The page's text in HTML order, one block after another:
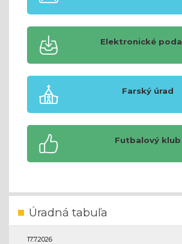
Elektronické
Farský úrad
Futbalový klub
Úradná tabuľa
17.7.2026